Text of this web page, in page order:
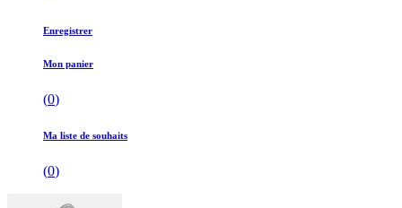
Enregistrer
Mon panier
(0)
Ma liste de souhaits
(0)